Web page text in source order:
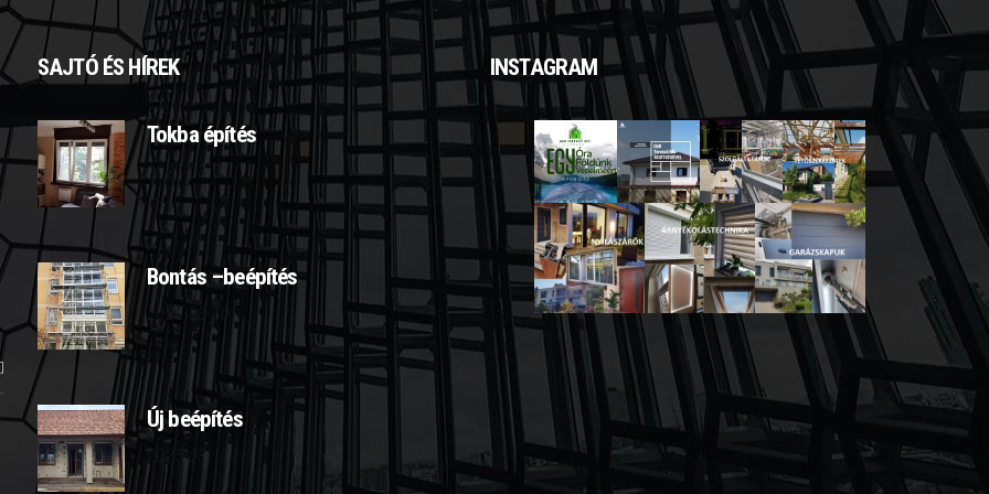
SAJTÓ ÉS HÍREK
Tokba építés
2025-03-07
Bontás –beépítés
2025-03-10
Új beépítés
2025-03-11
INSTAGRAM